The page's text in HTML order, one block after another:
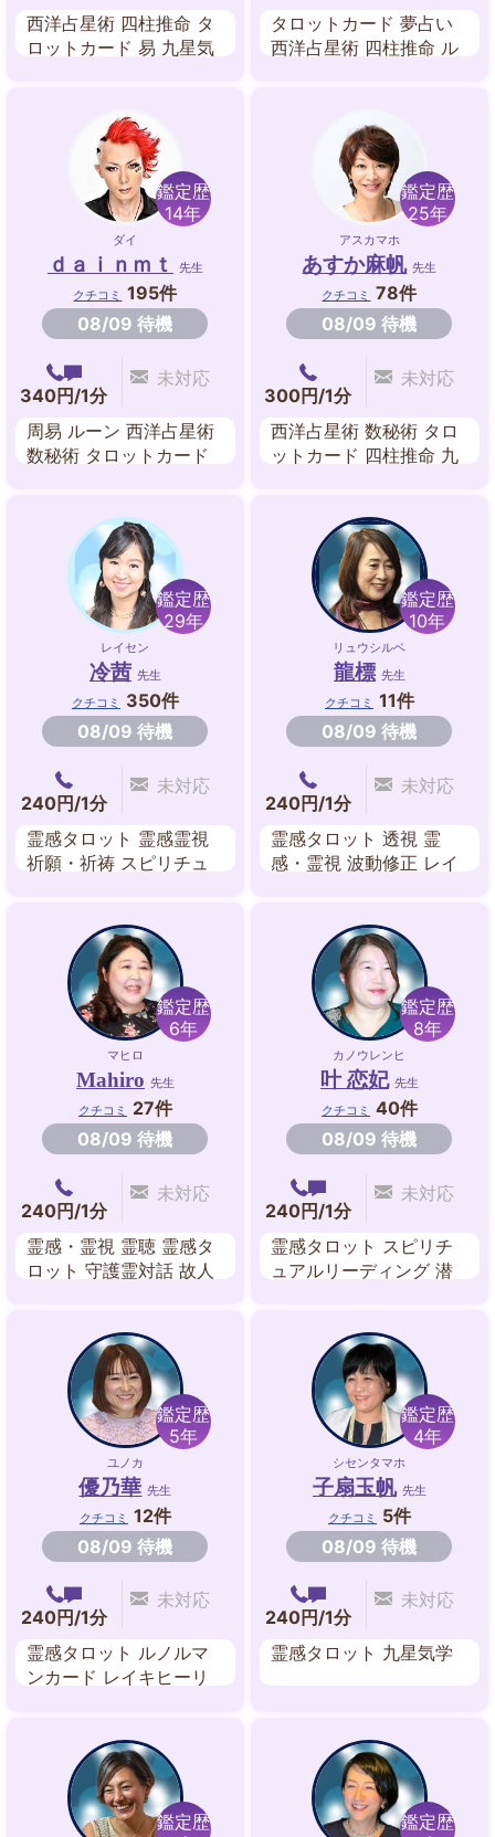
西洋占星術 四柱推命 タ
ロットカード 易 九星気
タロットカード 夢占い
西洋占星術 四柱推命 ル
鑑定歴
14年
ダイ
ｄａｉｎｍｔ 先生
クチコミ
195件
08/09 待機
340円/1分
未対応
周易 ルーン 西洋占星術
数秘術 タロットカード
鑑定歴
25年
アスカマホ
あすか麻帆 先生
クチコミ
78件
08/09 待機
300円/1分
未対応
西洋占星術 数秘術 タロ
ットカード 四柱推命 九
鑑定歴
29年
レイセン
冷茜 先生
クチコミ
350件
08/09 待機
240円/1分
未対応
霊感タロット 霊感霊視
祈願・祈祷 スピリチュ
鑑定歴
10年
リュウシルベ
龍標 先生
クチコミ 11件
08/09 待機
240円/1分
未対応
霊感タロット 透視 霊
感・霊視 波動修正 レイ
鑑定歴
6年
マヒロ
Mahiro 先生
クチコミ
27件
08/09 待機
240円/1分
未対応
霊感・霊視 霊聴 霊感タ
ロット 守護霊対話 故人
チュアル・リーディング
鑑定歴
8年
カノウレンヒ
叶 恋妃 先生
クチコミ 40件
08/09 待機
240円/1分
未対応
霊感タロット スピリチ
ュアルリーディング 潜
断 サージペンデュラム
言霊音法 開運吉日判
断・運気方位法
鑑定歴
5年
ユノカ
優乃華 先生
クチコミ 12件
08/09 待機
240円/1分
未対応
霊感タロット ルノルマ
ンカード レイキヒーリ
鑑定歴
4年
シセンタマホ
子扇玉帆 先生
クチコミ
5件
08/09 待機
240円/1分
未対応
霊感タロット 九星気学
鑑定歴
鑑定歴